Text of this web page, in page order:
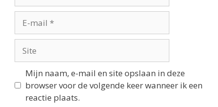
mail
Mijn naam, e-mail en site opslaan in deze
browser voor de volgende keer wanneer ik een
reactie plaats.